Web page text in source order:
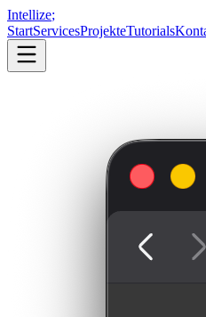
Intellize;
StartServicesProjekteTutorials